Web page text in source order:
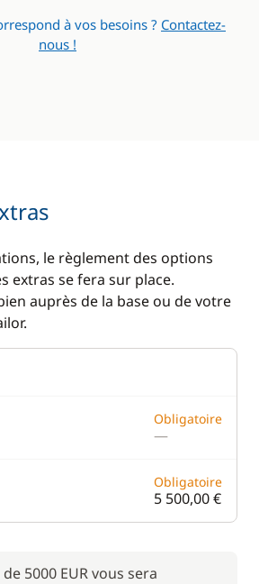
à vos besoins ? Contactez-
nous !
le règlement des options
extras se fera sur place.
auprès de la base ou de votre
Obligatoire
—
Obligatoire
5 500,00 €
5000 EUR vous sera